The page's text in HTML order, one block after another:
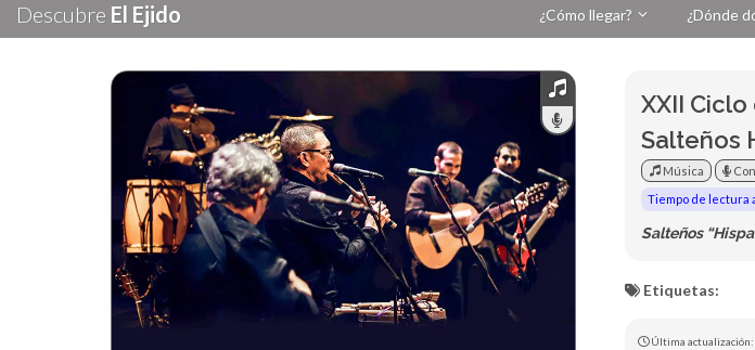
Descubre El Ejido ¿Cómo llegar? ¿Dónde
XXII
Salteños
Música
Tiempo de lectura
Salteños
Etiquetas:
Última